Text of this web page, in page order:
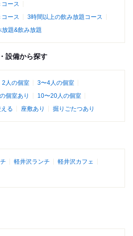
ース
ース
3時間以上の飲み放題コース
放題&飲み放題
設備から探す
2人の個室
3〜4人の個室
個室あり
10〜20人の個室
る 座敷あり 掘りごたつあり
軽井沢ランチ
軽井沢カフェ